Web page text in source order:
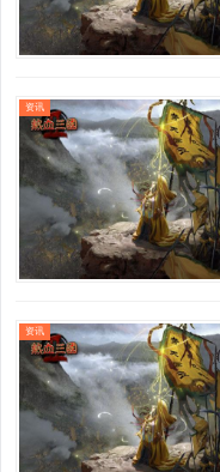
资讯
资讯